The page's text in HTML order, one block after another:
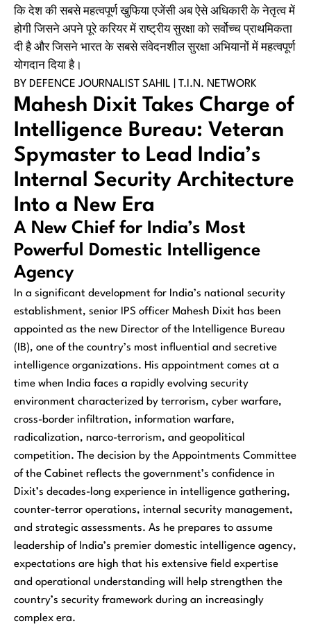
कि देश की सबसे महत्वपूर्ण खुफिया एजेंसी अब ऐसे अधिकारी के नेतृत्व में
होगी जिसने अपने पूरे करियर में राष्ट्रीय सुरक्षा को सर्वोच्च प्राथमिकता
दी है और जिसने भारत के सबसे संवेदनशील सुरक्षा अभियानों में महत्वपूर्ण
योगदान दिया है।
BY DEFENCE JOURNALIST SAHIL | T.I.N. NETWORK
Mahesh Dixit Takes Charge of
Intelligence Bureau: Veteran
Spymaster to Lead India’s
Internal Security Architecture
Into a New Era
A New Chief for India’s Most
Powerful Domestic Intelligence
Agency
In a significant development for India’s national security
establishment, senior IPS officer Mahesh Dixit has been
appointed as the new Director of the Intelligence Bureau
(IB), one of the country’s most influential and secretive
intelligence organizations. His appointment comes at a
time when India faces a rapidly evolving security
environment characterized by terrorism, cyber warfare,
cross-border infiltration, information warfare,
radicalization, narco-terrorism, and geopolitical
competition. The decision by the Appointments Committee
of the Cabinet reflects the government’s confidence in
Dixit’s decades-long experience in intelligence gathering,
counter-terror operations, internal security management,
and strategic assessments. As he prepares to assume
leadership of India’s premier domestic intelligence agency,
expectations are high that his extensive field expertise
and operational understanding will help strengthen the
country’s security framework during an increasingly
complex era.